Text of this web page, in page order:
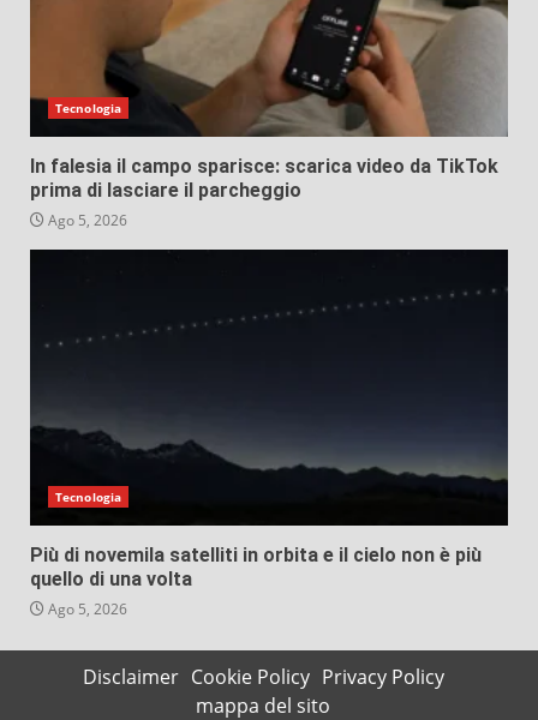
Tecnologia
In falesia il campo sparisce: scarica video da TikTok
prima di lasciare il parcheggio
Ago 5, 2026
Tecnologia
Più di novemila satelliti in orbita e il cielo non è più
quello di una volta
Ago 5, 2026
Disclaimer Cookie Policy Privacy Policy
mappa del sito